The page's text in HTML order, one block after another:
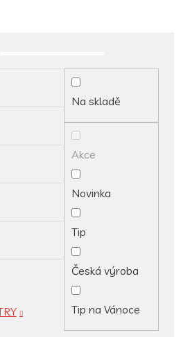
Na skladě
Akce
Novinka
Tip
Česká výroba
Tip na Vánoce